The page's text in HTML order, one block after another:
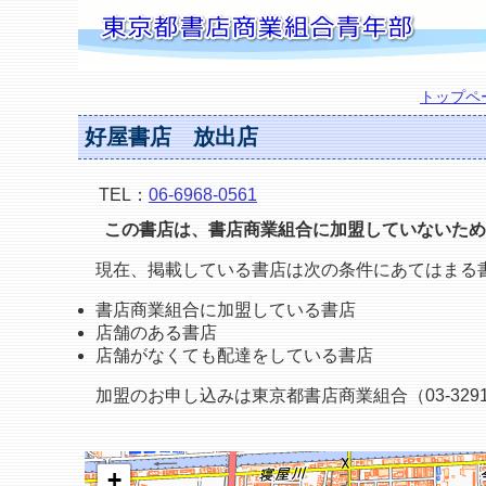
トップペ
好屋書店 放出店
TEL： 06-6968-0561
この書店は、書店商業組合に加盟していないた
現在、掲載している書店は次の条件にあてはまる
書店商業組合に加盟している書店
店舗のある書店
店舗がなくても配達をしている書店
加盟のお申し込みは東京都書店商業組合（03-
+